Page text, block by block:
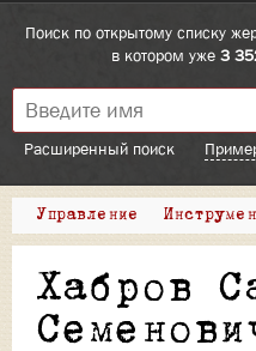
Поиск по открытому списку
в котором уже 3
Расширенный поиск
Управление
Хабров